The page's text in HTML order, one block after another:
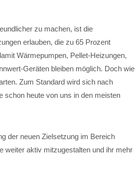
zu machen, ist die
erlauben, die zu 65 Prozent
Wärmepumpen, Pellet-Heizungen,
Geräten bleiben möglich. Doch wie
Zum Standard wird sich nach
schon heute von uns in den meisten
der neuen Zielsetzung im Bereich
weiter aktiv mitzugestalten und ihr mehr